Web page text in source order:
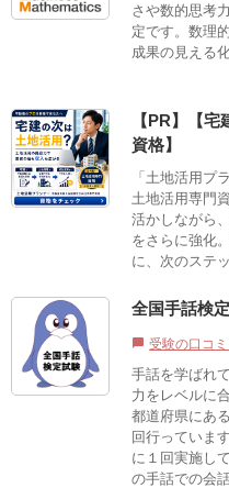
さや数的思考
定です。数理
成果の見える
【PR】【
資格】
「土地活用プ
土地活用専門
活かしながら
をさらに強化
に、次のステ
全国手話検
chat_bubble 受験の口コ
手話を学ばれ
力をレベルに
都道府県にあ
回行っていま
に１回実施し
の手話での会話